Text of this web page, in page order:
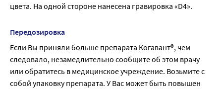
цвета. На одной стороне нанесена гравировка «D4».
Передозировка
Если Вы приняли больше препарата Когавант®, чем
следовало, незамедлительно сообщите об этом врачу
или обратитесь в медицинское учреждение. Возьмите с
собой упаковку препарата. У Вас может быть повышен